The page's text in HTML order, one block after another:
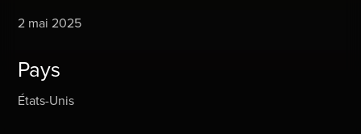
2 mai 2025
Pays
États-Unis